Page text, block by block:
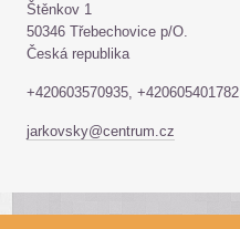
Štěnkov 1
50346 Třebechovice p/O.
Česká republika
+420603570935, +420605401782
jarkovsky@centrum.cz